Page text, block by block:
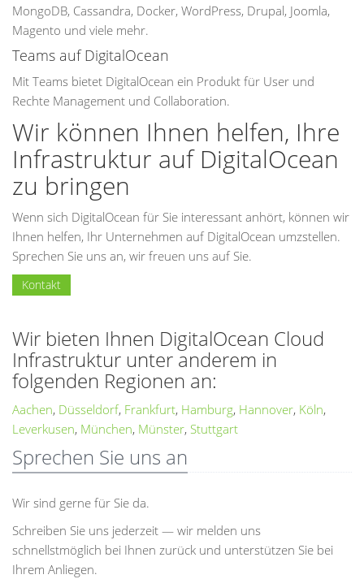
MongoDB, Cassandra, Docker, WordPress, Drupal, Joomla,
Magento und viele mehr.
Teams auf DigitalOcean
Mit Teams bietet DigitalOcean ein Produkt für User und
Rechte Management und Collaboration.
Wir können Ihnen helfen, Ihre
Infrastruktur auf DigitalOcean
zu bringen
Wenn sich DigitalOcean für Sie interessant anhört, können wir
Ihnen helfen, Ihr Unternehmen auf DigitalOcean umzstellen.
Sprechen Sie uns an, wir freuen uns auf Sie.
Kontakt
Wir bieten Ihnen DigitalOcean Cloud
Infrastruktur unter anderem in
folgenden Regionen an:
Aachen, Düsseldorf, Frankfurt, Hamburg, Hannover, Köln,
Leverkusen, München, Münster, Stuttgart
Sprechen Sie uns an
Wir sind gerne für Sie da.
Schreiben Sie uns jederzeit — wir melden uns
schnellstmöglich bei Ihnen zurück und unterstützen Sie bei
Ihrem Anliegen.